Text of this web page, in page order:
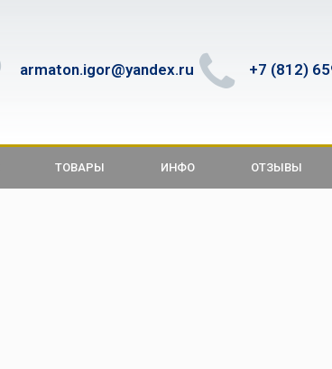
armaton.igor@yandex.ru +7 (812)
ТОВАРЫ ИНФО ОТЗЫВЫ